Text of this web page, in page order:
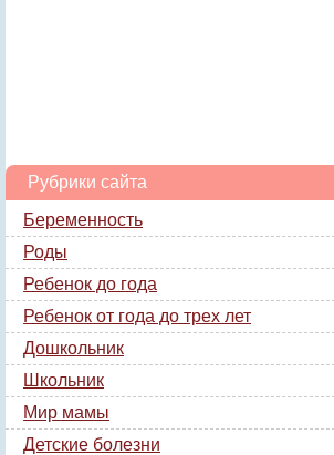
Рубрики сайта
Беременность
Роды
Ребенок до года
Ребенок от года до трех лет
Дошкольник
Школьник
Мир мамы
Детские болезни